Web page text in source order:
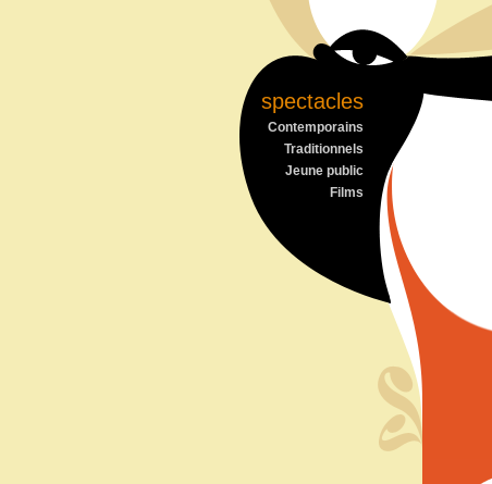
spectacles
Contemporains
Traditionnels
Jeune public
Films